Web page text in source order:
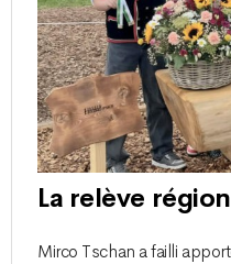
La relève
Mirco Tschan a failli